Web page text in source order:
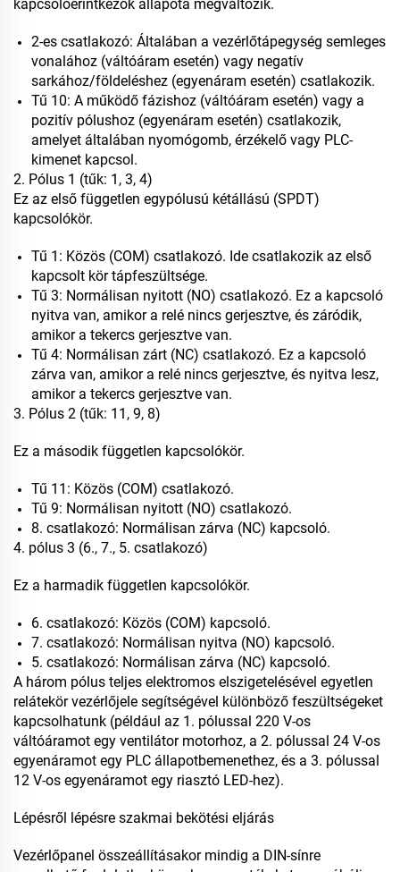
kapcsolóérintkezők állapota megváltozik.
2-es csatlakozó: Általában a vezérlőtápegység semleges
vonalához (váltóáram esetén) vagy negatív
sarkához/földeléshez (egyenáram esetén) csatlakozik.
Tű 10: A működő fázishoz (váltóáram esetén) vagy a
pozitív pólushoz (egyenáram esetén) csatlakozik,
amelyet általában nyomógomb, érzékelő vagy PLC-
kimenet kapcsol.
2. Pólus 1 (tűk: 1, 3, 4)
Ez az első független egypólusú kétállású (SPDT)
kapcsolókör.
Tű 1: Közös (COM) csatlakozó. Ide csatlakozik az első
kapcsolt kör tápfeszültsége.
Tű 3: Normálisan nyitott (NO) csatlakozó. Ez a kapcsoló
nyitva van, amikor a relé nincs gerjesztve, és záródik,
amikor a tekercs gerjesztve van.
Tű 4: Normálisan zárt (NC) csatlakozó. Ez a kapcsoló
zárva van, amikor a relé nincs gerjesztve, és nyitva lesz,
amikor a tekercs gerjesztve van.
3. Pólus 2 (tűk: 11, 9, 8)
Ez a második független kapcsolókör.
Tű 11: Közös (COM) csatlakozó.
Tű 9: Normálisan nyitott (NO) csatlakozó.
8. csatlakozó: Normálisan zárva (NC) kapcsoló.
4. pólus 3 (6., 7., 5. csatlakozó)
Ez a harmadik független kapcsolókör.
6. csatlakozó: Közös (COM) kapcsoló.
7. csatlakozó: Normálisan nyitva (NO) kapcsoló.
5. csatlakozó: Normálisan zárva (NC) kapcsoló.
A három pólus teljes elektromos elszigetelésével egyetlen
relátekör vezérlőjele segítségével különböző feszültségeket
kapcsolhatunk (például az 1. pólussal 220 V-os
váltóáramot egy ventilátor motorhoz, a 2. pólussal 24 V-os
egyenáramot egy PLC állapotbemenethez, és a 3. pólussal
12 V-os egyenáramot egy riasztó LED-hez).
Lépésről lépésre szakmai bekötési eljárás
Vezérlőpanel összeállításakor mindig a DIN-sínre